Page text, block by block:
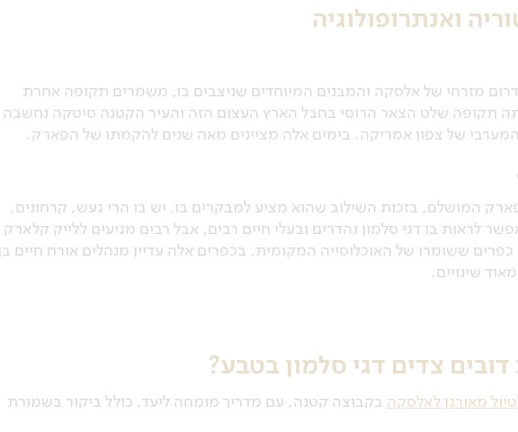
ואנתרופולוגיה
מזרחי של אלסקה והמבנים המיוחדים שניצבים בו, משמרים תקופה אחרת
תקופה שלט הצאר הרוסי בחבל הארץ העצום הזה והעיר הקטנה סיטקה נחשבה
של צפון אמריקה. בימים אלה מציינים מאה שנים להקמתו של הפארק.
המושלם, בזכות השילוב שהוא מציע למבקרים בו. יש בו הרי געש, קרחונים,
לראות בו דגי סלמון נהדרים ובעלי חיים רבים, אבל רבים מגיעים ללייק קלארק
ששומרו של האוכלוסייה המקומית. בכפרים אלה עדיין מנהלים אורח חיים
שינויים.
צדים דגי סלמון בטבע?
טיול מאורגן לאלסקה בקבוצה קטנה, עם מדריך מומחה ליעד, כולל ביקור בשמורת